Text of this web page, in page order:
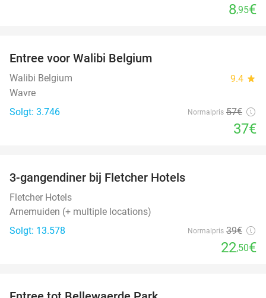
8,95€
Entree voor Walibi Belgium
Walibi Belgium 9.4 star
Wavre
Solgt: 3.746
Normalpris 57€
37€
3-gangendiner bij Fletcher Hotels
Fletcher Hotels
Arnemuiden (+ multiple locations)
Solgt: 13.578
Normalpris 39€
22,50€